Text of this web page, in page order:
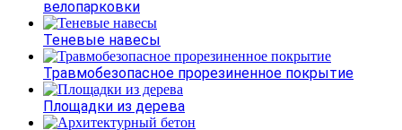
велопарковки
Теневые навесы
Травмобезопасное прорезиненное покрытие
Площадки из дерева